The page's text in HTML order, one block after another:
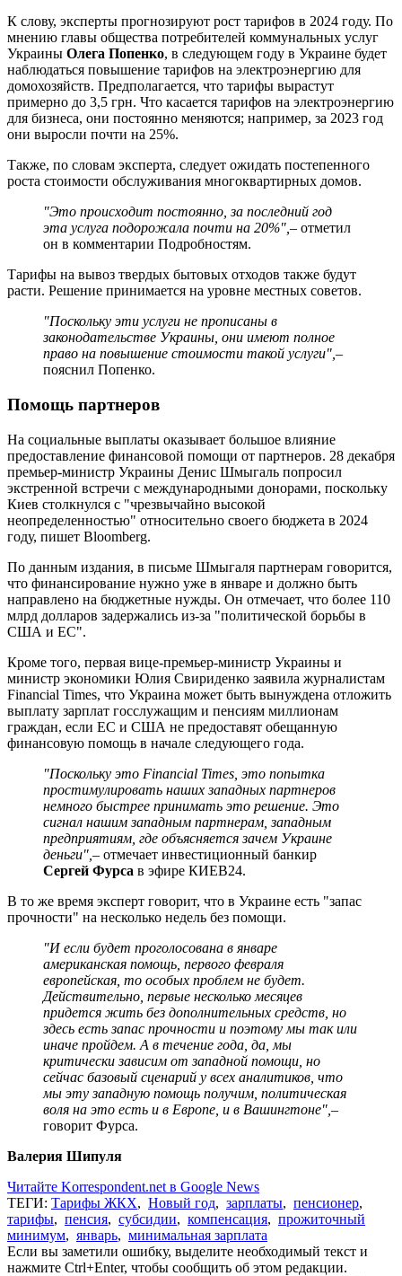
К слову, эксперты прогнозируют рост тарифов в 2024 году. По
мнению главы общества потребителей коммунальных услуг
Украины Олега Попенко, в следующем году в Украине будет
наблюдаться повышение тарифов на электроэнергию для
домохозяйств. Предполагается, что тарифы вырастут
примерно до 3,5 грн. Что касается тарифов на электроэнергию
для бизнеса, они постоянно меняются; например, за 2023 год
они выросли почти на 25%.
Также, по словам эксперта, следует ожидать постепенного
роста стоимости обслуживания многоквартирных домов.
"Это происходит постоянно, за последний год
эта услуга подорожала почти на 20%", – отметил
он в комментарии Подробностям.
Тарифы на вывоз твердых бытовых отходов также будут
расти. Решение принимается на уровне местных советов.
"Поскольку эти услуги не прописаны в
законодательстве Украины, они имеют полное
право на повышение стоимости такой услуги", –
пояснил Попенко.
Помощь партнеров
На социальные выплаты оказывает большое влияние
предоставление финансовой помощи от партнеров. 28 декабря
премьер-министр Украины Денис Шмыгаль попросил
экстренной встречи с международными донорами, поскольку
Киев столкнулся с "чрезвычайно высокой
неопределенностью" относительно своего бюджета в 2024
году, пишет Bloomberg.
По данным издания, в письме Шмыгаля партнерам говорится,
что финансирование нужно уже в январе и должно быть
направлено на бюджетные нужды. Он отмечает, что более 110
млрд долларов задержались из-за "политической борьбы в
США и ЕС".
Кроме того, первая вице-премьер-министр Украины и
министр экономики Юлия Свириденко заявила журналистам
Financial Times, что Украина может быть вынуждена отложить
выплату зарплат госслужащим и пенсиям миллионам
граждан, если ЕС и США не предоставят обещанную
финансовую помощь в начале следующего года.
"Поскольку это Financial Times, это попытка
простимулировать наших западных партнеров
немного быстрее принимать это решение. Это
сигнал нашим западным партнерам, западным
предприятиям, где объясняется зачем Украине
деньги", – отмечает инвестиционный банкир
Сергей Фурса в эфире КИЕВ24.
В то же время эксперт говорит, что в Украине есть "запас
прочности" на несколько недель без помощи.
"И если будет проголосована в январе
американская помощь, первого февраля
европейская, то особых проблем не будет.
Действительно, первые несколько месяцев
придется жить без дополнительных средств, но
здесь есть запас прочности и поэтому мы так или
иначе пройдем. А в течение года, да, мы
критически зависим от западной помощи, но
сейчас базовый сценарий у всех аналитиков, что
мы эту западную помощь получим, политическая
воля на это есть и в Европе, и в Вашингтоне", –
говорит Фурса.
Валерия Шипуля
Читайте Korrespondent.net в Google News
ТЕГИ: Тарифы ЖКХ, Новый год, зарплаты, пенсионер,
тарифы, пенсия, субсидии, компенсация, прожиточный
минимум, январь, минимальная зарплата
Если вы заметили ошибку, выделите необходимый текст и
нажмите Ctrl+Enter, чтобы сообщить об этом редакции.